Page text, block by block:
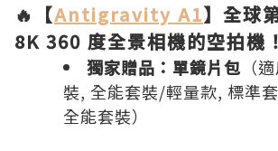
🔥【Antigravity A1】全球
8K 360 度全景相機的空拍機！
獨家贈品：單鏡片包 （
裝, 全能套裝/輕量款, 標準
全能套裝）